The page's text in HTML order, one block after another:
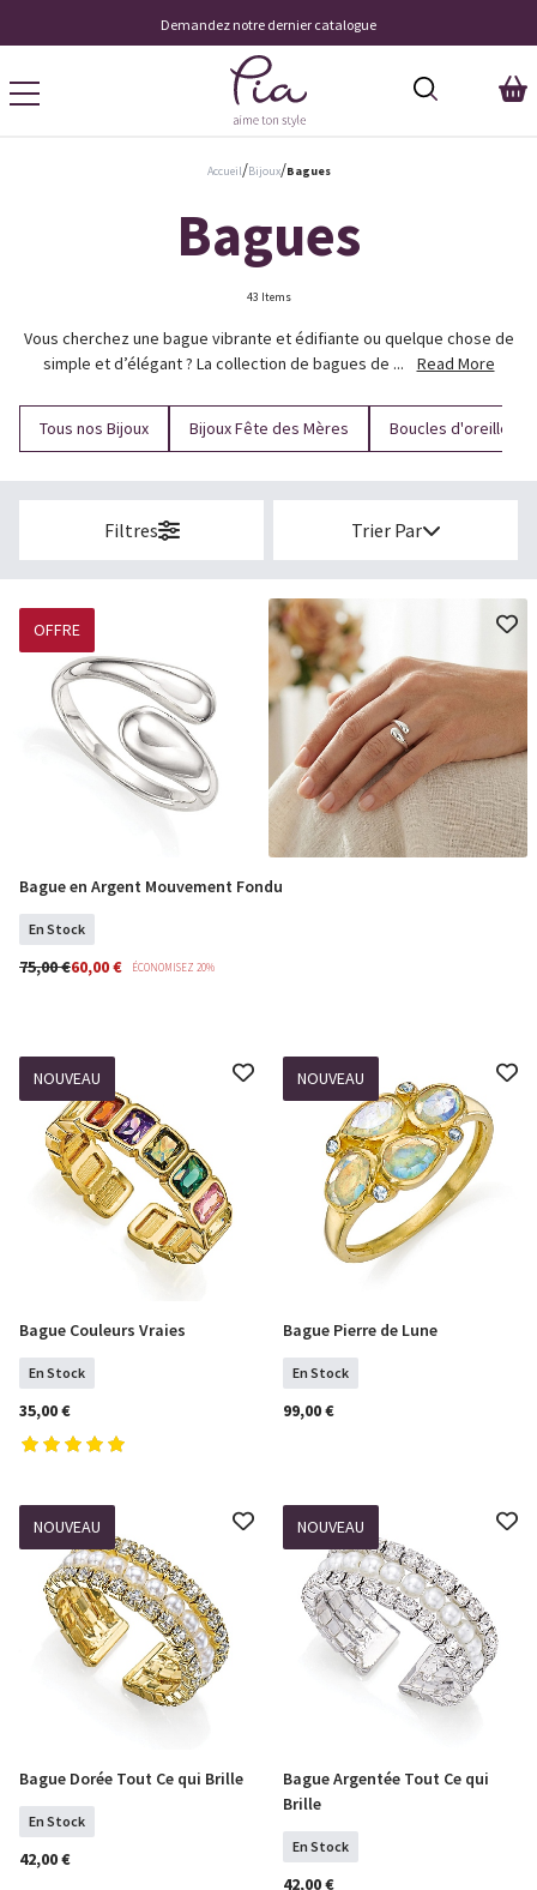
Demandez notre dernier catalogue
Accueil/Bijoux/Bagues
Bagues
43 Items
Vous cherchez une bague vibrante et édifiante ou quelque chose de
simple et d’élégant ? La collection de bagues de ...
Read More
Tous nos Bijoux Bijoux Fête des Mères Boucles d'oreilles
Filtres Trier Par
OFFRE
Sélectionner Tailles
Bague en Argent Mouvement Fondu
En Stock
75,00 €60,00 € ÉCONOMISEZ 20%
NOUVEAU
COMMANDER
Bague Couleurs Vraies
En Stock
35,00 €
NOUVEAU
Sélectionner Tailles
Bague Pierre de Lune
En Stock
99,00 €
NOUVEAU
COMMANDER
Bague Dorée Tout Ce qui Brille
En Stock
42,00 €
NOUVEAU
COMMANDER
Bague Argentée Tout Ce qui
Brille
En Stock
42,00 €